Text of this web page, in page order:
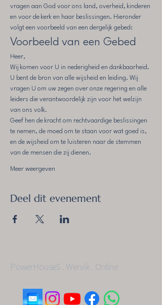
vragen aan God voor ons land, overheid, kinderen
en voor de kerk en haar beslissingen. Hieronder
volgt een voorbeeld van een dergelijk gebed:
Voorbeeld van een Gebed
Heer,
Wij komen voor U in nederigheid en dankbaarheid.
U bent de bron van alle wijsheid en leiding. Wij
vragen U om uw zegen over onze regering en alle
leiders die verantwoordelijk zijn voor het welzijn
van ons volk.
Geef hen de kracht om rechtvaardige beslissingen
te nemen, de moed om te staan voor wat goed is,
en de wijsheid om te luisteren naar de stemmen
van de mensen die zij dienen.
Meer weergeven
Deel dit evenement
PowerHouseS . Wervik . Online